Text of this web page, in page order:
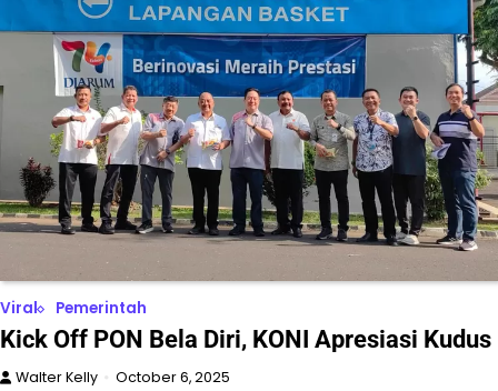
Viral Pemerintah
Kick Off PON Bela Diri, KONI Apresiasi Kudus
Walter Kelly October 6, 2025